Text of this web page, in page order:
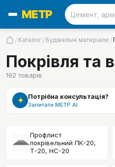
/ Каталог / Будівельні матеріали /
Покрівля та
192 товарів
✦ Потрібна консультація?
Запитати МЕТР АІ
Профлист
покрівельний ПК-20,
Т-20, НС-20